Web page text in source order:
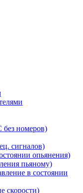
без номеров)
сигналов)
опьянения)
пьяному)
в состоянии
скорости)